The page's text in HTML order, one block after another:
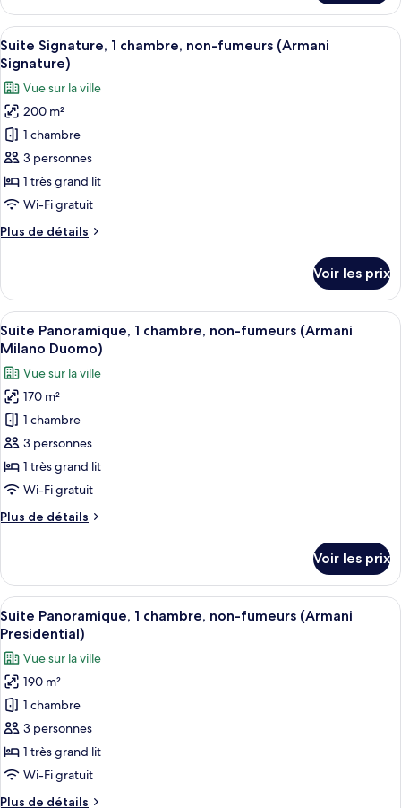
le
type
de
chambre
Armani
Signature
Suite
Afficher
toutes
les
photos
pour
ce
type
de
chambre :
Signature,
non-
fumeurs
(Armani
Signature)
Un salon moderne avec un canapé
8
Suite Signature, 1 chambre, non-fumeurs (Armani
Signature)
Vue sur la ville
200 m²
1 chambre
3 personnes
1 très grand lit
Wi-Fi gratuit
Plus de détails
Plus
le
type
de
chambre
Signature,
chambre,
non-
fumeurs
Signature)
Voir les prix
Afficher
toutes
les
photos
pour
ce
type
de
chambre :
Panoramique,
non-
fumeurs
(Armani
Milano
Duomo)
Une chambre d’hôtel moderne
8
Suite Panoramique, 1 chambre, non-fumeurs (Armani
Milano Duomo)
Vue sur la ville
170 m²
1 chambre
3 personnes
1 très grand lit
Wi-Fi gratuit
Plus de détails
Plus
le
type
de
chambre
Panoramique,
chambre,
non-
fumeurs
Milano
Duomo)
Voir les prix
Afficher
toutes
les
photos
pour
ce
type
de
chambre :
Un salon moderne avec un canapé
8
Suite Panoramique, 1 chambre, non-fumeurs (Armani
Presidential)
Vue sur la ville
190 m²
1 chambre
3 personnes
1 très grand lit
Wi-Fi gratuit
Plus de détails
Plus